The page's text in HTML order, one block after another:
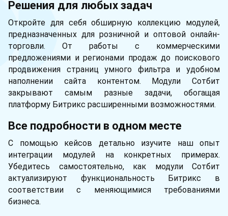
Решения для любых задач
Откройте для себя обширную коллекцию модулей,
предназначенных для розничной и оптовой онлайн-
торговли. От работы с коммерческими
предложениями и регионами продаж до поискового
продвижения страниц умного фильтра и удобном
наполнении сайта контентом. Модули Сотбит
закрывают самым разные задачи, обогащая
платформу Битрикс расширенными возможностями.
Все подробности в одном месте
С помощью кейсов детально изучите наш опыт
интеграции модулей на конкретных примерах.
Убедитесь самостоятельно, как модули Сотбит
актуализируют функциональность Битрикс в
соответствии с меняющимися требованиями
бизнеса.